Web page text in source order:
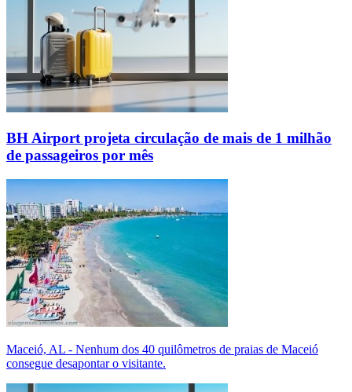
BH Airport projeta circulação de mais de 1 milhão
de passageiros por mês
Maceió, AL - Nenhum dos 40 quilômetros de praias de Maceió
consegue desapontar o visitante.